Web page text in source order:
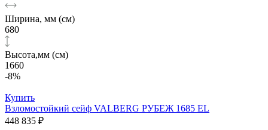
Ширина, мм (см)
680
Высота,мм (см)
1660
-8%
Купить
Взломостойкий сейф VALBERG РУБЕЖ 1685 EL
448 835 ₽